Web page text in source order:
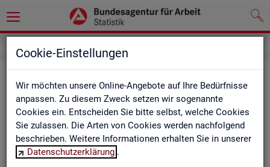
Cookie-Einstellungen
Wir möchten unsere Online-Angebote auf Ihre Bedürfnisse
anpassen. Zu diesem Zweck setzen wir sogenannte
Cookies ein. Entscheiden Sie bitte selbst, welche Cookies
Sie zulassen. Die Arten von Cookies werden nachfolgend
beschrieben. Weitere Informationen erhalten Sie in unserer
Datenschutzerklärung .
Aus­bil­dungs­markt
Das Da­sh­board zeigt die wich­tigs­ten Daten zum Aus­bil­dungs­
markt in in­ter­ak­ti­ven Gra­fi­ken und Ta­bel­len. Für Deutsch­land,
Län­der, Krei­se, Agen­tur­be­zir­ke und Ar­beits­markt­re­gio­nen bil­
det es ge­mel­de­te Be­wer­be­rin­nen und Be­wer­ber sowie Be­rufs­
aus­bil­dungs­stel­len nach ge­frag­ten Merk­ma­len ab, bei­spiels­